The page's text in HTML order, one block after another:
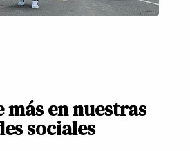
más en nuestras
sociales